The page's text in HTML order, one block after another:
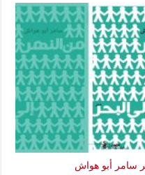
سامر أبو هواش